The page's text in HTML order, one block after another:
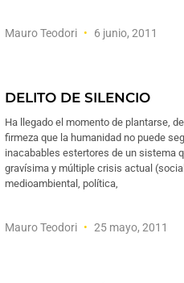
Mauro Teodori 6 junio, 2011
DELITO DE SILENCIO
Ha llegado el momento de plantarse,
firmeza que la humanidad no puede
inacabables estertores de un sistema
gravísima y múltiple crisis actual
medioambiental, política,
Mauro Teodori 25 mayo, 2011